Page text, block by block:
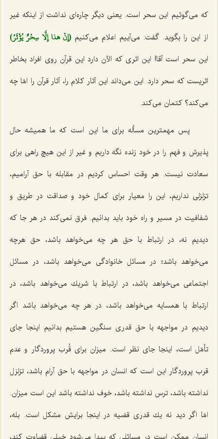
كه می‌گوئیم این سحر است. یعنی دیگر چاره‌ای نداشت از اینكه غیر
از این را بگوید. گفت: می‌آییم اعلام می‌كنیم‌ (إِنْ هذا إِلَّا سِحْرٌ يُؤْثَرُ)
این سحر است آقا! این اثری كه الآن دارد این قرآن روی افراد بخاطر
اثریست كه سحر دارد. این می‌داند این آثار كلام را، آثار قرآن را امّا چه
می‌كند؟ كتمان می‌كند.
پس مهمترین مسأله برای ما این است كه ما همیشه حال
پذیرش و فهم را در خود زنده نگه داریم و غیر از این هیچ راهی برای
سعادت نیست. هر وقت احساس كردیم در مقابله با حق آرامیم،
تزلزلی نداریم، این را معیار برای كمال خود و صداقت در طریق و
شفافیت در مسیر و راه خود باید بدانیم. فرق نمی‌كند در هر جا كه
دیدیم نه، در ارتباط با حق هر چه می‌خواهد باشد، حق هرچه
می‌خواهد باشد؛ در مسائل خانوادگی می‌خواهد باشد، در مسائل
اجتماعی می‌خواهد باشد، در ارتباط با شریك می‌خواهد باشد، در
ارتباط با همسایه می‌خواهد باشد، در هر چه می‌خواهد باشد اگر
دیدیم در مواجهه با حق قدری سنگین هستیم بدانیم اینجا جای
تأمّل است، اینجا جای نظر است. میزان برای قُرب پروردگار و عدم
قرب پروردگار این است كه انسان در مواجهه با حق آرام باشد، تزلزل
نداشته باشد، ترس نداشته باشد، خوف نداشته باشد این است میزان.
امّا اگر دید نه یك قدری قضیه در اینجا برایش مشكل است. بله،